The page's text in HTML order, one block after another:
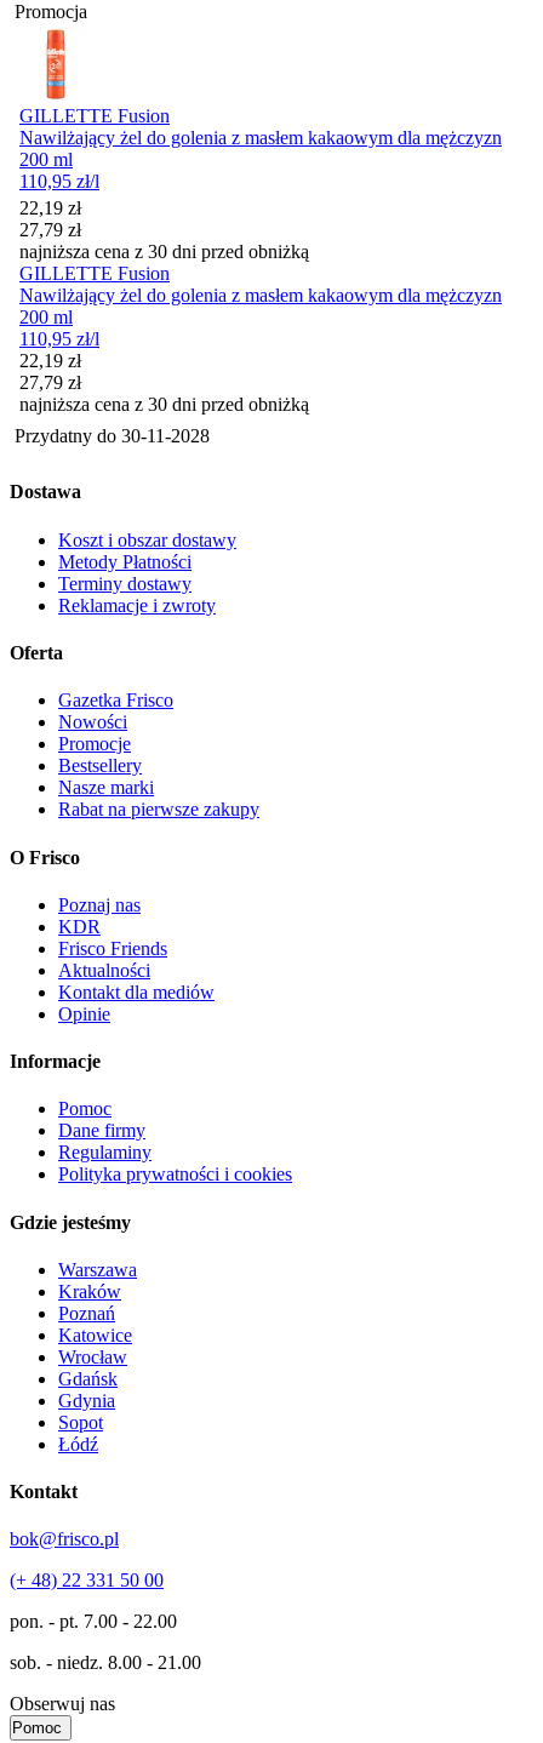
Promocja
GILLETTE Fusion
Nawilżający żel do golenia z masłem kakaowym dla mężczyzn
200 ml
110,95 zł/l
Cena promocyjna
22,19 zł
27,79 zł
najniższa cena z 30 dni przed obniżką
GILLETTE Fusion
Nawilżający żel do golenia z masłem kakaowym dla mężczyzn
200 ml
110,95 zł/l
Cena promocyjna
22,19 zł
27,79 zł
najniższa cena z 30 dni przed obniżką
Przydatny do 30-11-2028
Dostawa
Koszt i obszar dostawy
Metody Płatności
Terminy dostawy
Reklamacje i zwroty
Oferta
Gazetka Frisco
Nowości
Promocje
Bestsellery
Nasze marki
Rabat na pierwsze zakupy
O Frisco
Poznaj nas
KDR
Frisco Friends
Aktualności
Kontakt dla mediów
Opinie
Informacje
Pomoc
Dane firmy
Regulaminy
Polityka prywatności i cookies
Gdzie jesteśmy
Warszawa
Kraków
Poznań
Katowice
Wrocław
Gdańsk
Gdynia
Sopot
Łódź
Kontakt
bok@frisco.pl
(+ 48) 22 331 50 00
pon. - pt. 7.00 - 22.00
sob. - niedz. 8.00 - 21.00
Obserwuj nas
Pomoc